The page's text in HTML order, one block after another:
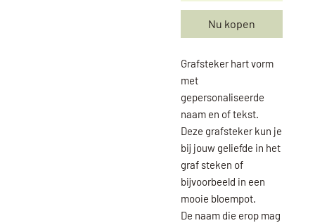
Nu kopen
Grafsteker hart vorm
met
gepersonaliseerde
naam en of tekst.
Deze grafsteker kun je
bij jouw geliefde in het
graf steken of
bijvoorbeeld in een
mooie bloempot.
De naam die erop mag